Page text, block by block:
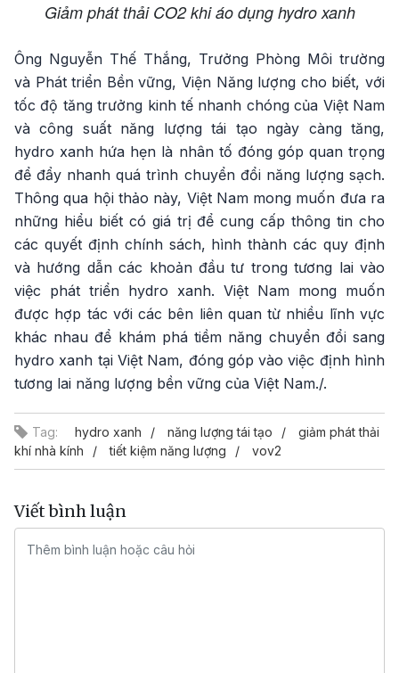
Giảm phát thải CO2 khi áo dụng hydro xanh
Ông Nguyễn Thế Thắng, Trưởng Phòng Môi trường
và Phát triển Bền vững, Viện Năng lượng cho biết, với
tốc độ tăng trưởng kinh tế nhanh chóng của Việt Nam
và công suất năng lượng tái tạo ngày càng tăng,
hydro xanh hứa hẹn là nhân tố đóng góp quan trọng
để đẩy nhanh quá trình chuyển đổi năng lượng sạch.
Thông qua hội thảo này, Việt Nam mong muốn đưa ra
những hiểu biết có giá trị để cung cấp thông tin cho
các quyết định chính sách, hình thành các quy định
và hướng dẫn các khoản đầu tư trong tương lai vào
việc phát triển hydro xanh. Việt Nam mong muốn
được hợp tác với các bên liên quan từ nhiều lĩnh vực
khác nhau để khám phá tiềm năng chuyển đổi sang
hydro xanh tại Việt Nam, đóng góp vào việc định hình
tương lai năng lượng bền vững của Việt Nam./.
Tag: hydro xanh năng lượng tái tạo
giảm phát thải
khí nhà kính
tiết kiệm năng lượng vov2
Viết bình luận